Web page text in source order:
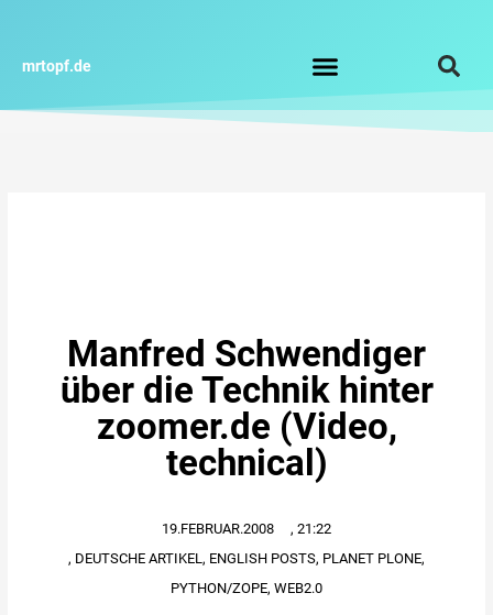
springen
mrtopf.de
Manfred Schwendiger
über die Technik hinter
zoomer.de (Video,
technical)
19.FEBRUAR.2008 , 21:22
, DEUTSCHE ARTIKEL, ENGLISH POSTS, PLANET PLONE,
PYTHON/ZOPE, WEB2.0